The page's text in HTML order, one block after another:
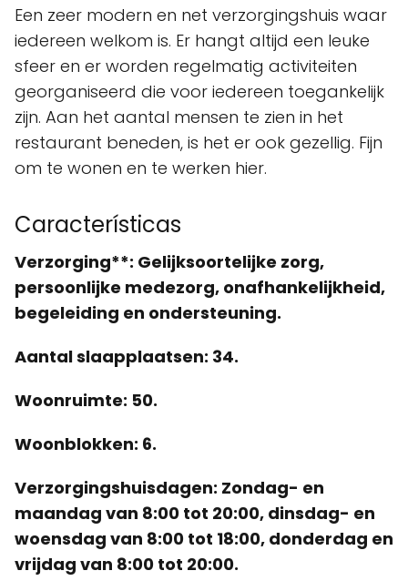
Een zeer modern en net verzorgingshuis waar
iedereen welkom is. Er hangt altijd een leuke
sfeer en er worden regelmatig activiteiten
georganiseerd die voor iedereen toegankelijk
zijn. Aan het aantal mensen te zien in het
restaurant beneden, is het er ook gezellig. Fijn
om te wonen en te werken hier.
Características
Verzorging**: Gelijksoortelijke zorg,
persoonlijke medezorg, onafhankelijkheid,
begeleiding en ondersteuning.
Aantal slaapplaatsen: 34.
Woonruimte: 50.
Woonblokken: 6.
Verzorgingshuisdagen: Zondag- en
maandag van 8:00 tot 20:00, dinsdag- en
woensdag van 8:00 tot 18:00, donderdag en
vrijdag van 8:00 tot 20:00.